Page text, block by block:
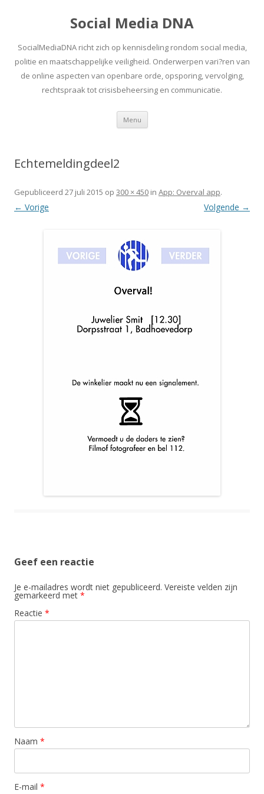
Social Media DNA
SocialMediaDNA richt zich op kennisdeling rondom social media,
politie en maatschappelijke veiligheid. Onderwerpen vari?ren van
de online aspecten van openbare orde, opsporing, vervolging,
rechtspraak tot crisisbeheersing en communicatie.
Menu Spring
inhoud
Echtemeldingdeel2
Gepubliceerd 27 juli 2015 op 300 × 450 in App: Overval app.
← Vorige Volgende →
Geef een reactie
Je e-mailadres wordt niet gepubliceerd. Vereiste velden zijn
gemarkeerd met *
Reactie *
Naam *
E-mail *